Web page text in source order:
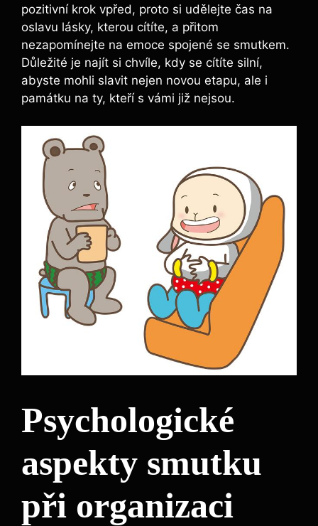
pozitivní krok vpřed, proto si udělejte čas na
oslavu lásky, kterou cítíte, a přitom
nezapomínejte na emoce spojené se smutkem.
Důležité je najít si chvíle, kdy se cítíte silní,
abyste mohli slavit nejen novou etapu, ale i
památku na ty, kteří s vámi již nejsou.
Psychologické
aspekty smutku
při organizaci